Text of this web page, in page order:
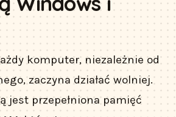
komputer, niezależnie od
zaczyna działać wolniej.
jest przepełniona pamięć